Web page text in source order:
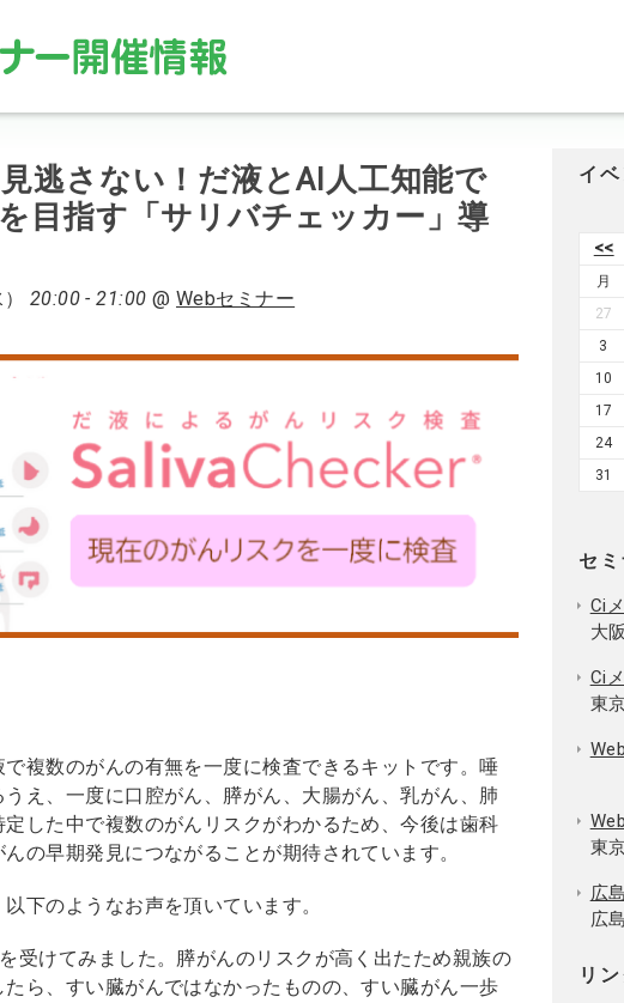
逃さない！だ液とAI人工知能で
目指す「サリバチェッカー」導
20:00 - 21:00 @ Webセミナー
複数のがんの有無を一度に検査できるキットです。唾
え、一度に口腔がん、膵がん、大腸がん、乳がん、肺
した中で複数のがんリスクがわかるため、今後は歯科
の早期発見につながることが期待されています。
下のようなお声を頂いています。
受けてみました。膵がんのリスクが高く出たため親族の
たら、すい臓がんではなかったものの、すい臓がん一歩
イ
<<
月
27
3
10
17
24
31
セ
Ci
大
Ci
東
東
広
広
リ